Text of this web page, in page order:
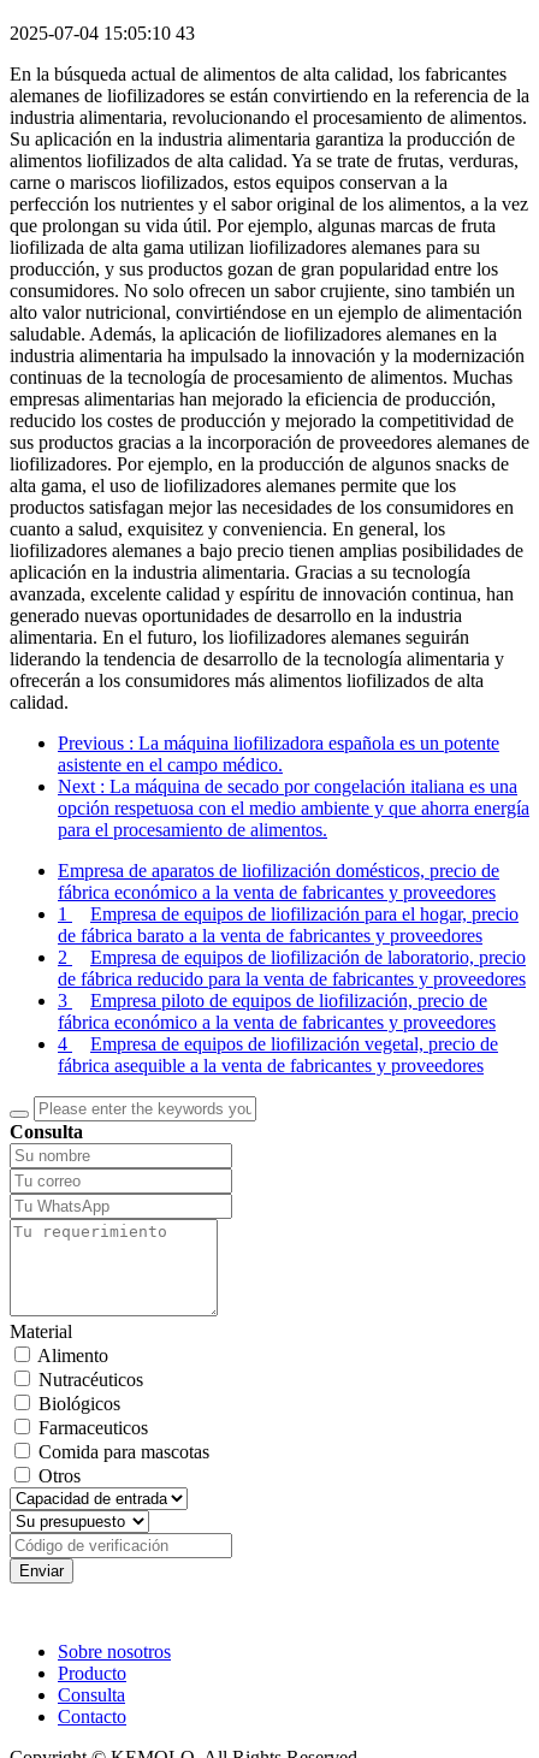
2025-07-04 15:05:10 43
En la búsqueda actual de alimentos de alta calidad, los fabricantes
alemanes de liofilizadores se están convirtiendo en la referencia de la
industria alimentaria, revolucionando el procesamiento de alimentos.
Su aplicación en la industria alimentaria garantiza la producción de
alimentos liofilizados de alta calidad. Ya se trate de frutas, verduras,
carne o mariscos liofilizados, estos equipos conservan a la
perfección los nutrientes y el sabor original de los alimentos, a la vez
que prolongan su vida útil. Por ejemplo, algunas marcas de fruta
liofilizada de alta gama utilizan liofilizadores alemanes para su
producción, y sus productos gozan de gran popularidad entre los
consumidores. No solo ofrecen un sabor crujiente, sino también un
alto valor nutricional, convirtiéndose en un ejemplo de alimentación
saludable. Además, la aplicación de liofilizadores alemanes en la
industria alimentaria ha impulsado la innovación y la modernización
continuas de la tecnología de procesamiento de alimentos. Muchas
empresas alimentarias han mejorado la eficiencia de producción,
reducido los costes de producción y mejorado la competitividad de
sus productos gracias a la incorporación de proveedores alemanes de
liofilizadores. Por ejemplo, en la producción de algunos snacks de
alta gama, el uso de liofilizadores alemanes permite que los
productos satisfagan mejor las necesidades de los consumidores en
cuanto a salud, exquisitez y conveniencia. En general, los
liofilizadores alemanes a bajo precio tienen amplias posibilidades de
aplicación en la industria alimentaria. Gracias a su tecnología
avanzada, excelente calidad y espíritu de innovación continua, han
generado nuevas oportunidades de desarrollo en la industria
alimentaria. En el futuro, los liofilizadores alemanes seguirán
liderando la tendencia de desarrollo de la tecnología alimentaria y
ofrecerán a los consumidores más alimentos liofilizados de alta
calidad.
Previous : La máquina liofilizadora española es un potente
asistente en el campo médico.
Next : La máquina de secado por congelación italiana es una
opción respetuosa con el medio ambiente y que ahorra energía
para el procesamiento de alimentos.
Empresa de aparatos de liofilización domésticos, precio de
fábrica económico a la venta de fabricantes y proveedores
1
Empresa de equipos de liofilización para el hogar, precio
de fábrica barato a la venta de fabricantes y proveedores
2
Empresa de equipos de liofilización de laboratorio, precio
de fábrica reducido para la venta de fabricantes y proveedores
3
Empresa piloto de equipos de liofilización, precio de
fábrica económico a la venta de fabricantes y proveedores
4
Empresa de equipos de liofilización vegetal, precio de
fábrica asequible a la venta de fabricantes y proveedores
Consulta
Material
Alimento
Nutracéuticos
Biológicos
Farmaceuticos
Comida para mascotas
Otros
Enviar
Sobre nosotros
Producto
Consulta
Contacto